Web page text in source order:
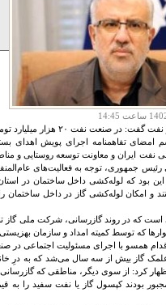
تومان پروژه در قالب مسئولیت‌ اجتماعی تعریف شده است.
امضای تفاهمنامه اجرای پویش اهدای
ایران و معاونت توسعه روستایی و
جمهوری، توجه به فعالیت‌های
این بود که لوله‌کشی داخل ساختمان در
و امکان لوله‌کشی گاز در داخل
است که در روند گازرسانی، شرکت ملی گاز
که توسط کمیته امداد و سازمان
اقدام همسو با اجرای مسئولیت‌ اجتماعی
علمک گاز بیش از سه سال می‌شد که به درِ
کرد: از سوی دیگر، مناطقی که
بودند کپسول گاز یا نفت سفید را به